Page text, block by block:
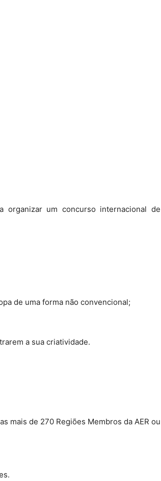
organizar um concurso internacional de
de uma forma não convencional;
a sua criatividade.
mais de 270 Regiões Membros da AER ou